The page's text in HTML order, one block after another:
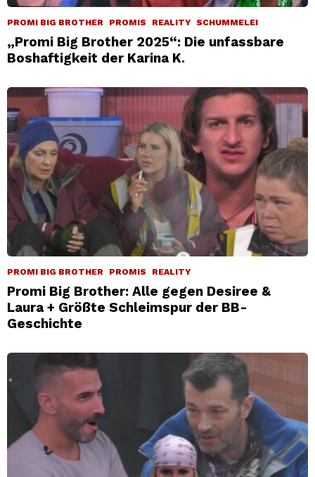
PROMI BIG BROTHER PROMIS REALITY SCHUMMELEI
„Promi Big Brother 2025“: Die unfassbare
Boshaftigkeit der Karina K.
PROMI BIG BROTHER PROMIS REALITY
Promi Big Brother: Alle gegen Desiree &
Laura + Größte Schleimspur der BB-
Geschichte